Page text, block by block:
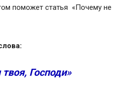
поможет статья «Почему не
Господи»